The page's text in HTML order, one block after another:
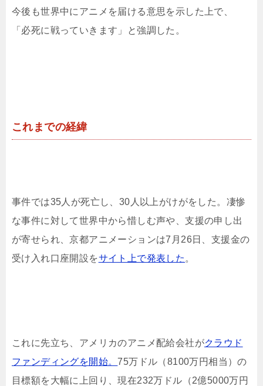
今後も世界中にアニメを届ける意思を示した上で、
「必死に戦っていきます」と強調した。
これまでの経緯
事件では35人が死亡し、30人以上がけがをした。凄惨
な事件に対して世界中から惜しむ声や、支援の申し出
が寄せられ、京都アニメーションは7月26日、支援金の
受け入れ口座開設をサイト上で発表した 。
これに先立ち、アメリカのアニメ配給会社がクラウド
ファンディングを開始。75万ドル（8100万円相当）の
目標額を大幅に上回り、現在232万ドル（2億5000万円